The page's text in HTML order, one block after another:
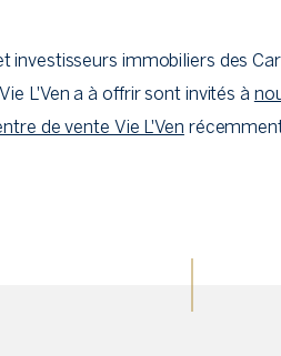
investisseurs immobiliers des
L'Ven a à offrir sont invités à
de vente Vie L'Ven